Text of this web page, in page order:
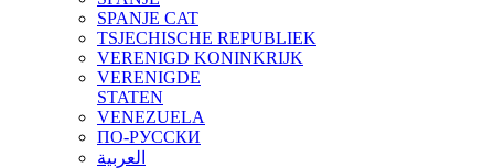
SPANJE CAT
TSJECHISCHE REPUBLIEK
VERENIGD KONINKRIJK
VERENIGDE
STATEN
VENEZUELA
ПО-РУССКИ
العربية